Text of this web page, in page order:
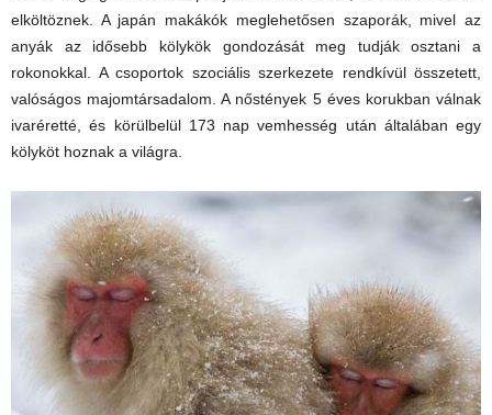
elköltöznek. A japán makákók meglehetősen szaporák, mivel az
anyák az idősebb kölykök gondozását meg tudják osztani a
rokonokkal. A csoportok szociális szerkezete rendkívül összetett,
valóságos majomtársadalom. A nőstények 5 éves korukban válnak
ivaréretté, és körülbelül 173 nap vemhesség után általában egy
kölyköt hoznak a világra.